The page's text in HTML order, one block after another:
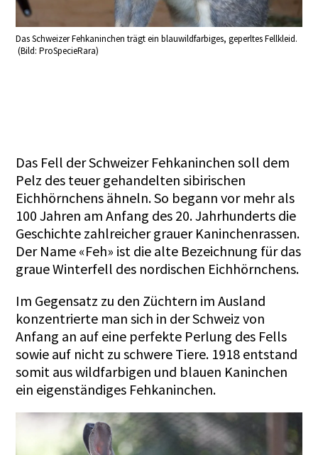
Das Schweizer Fehkaninchen trägt ein blauwildfarbiges, geperltes Fellkleid.
(Bild: ProSpecieRara)
Das Fell der Schweizer Fehkaninchen soll dem
Pelz des teuer gehandelten sibirischen
Eichhörnchens ähneln. So begann vor mehr als
100 Jahren am Anfang des 20. Jahrhunderts die
Geschichte zahlreicher grauer Kaninchenrassen.
Der Name «Feh» ist die alte Bezeichnung für das
graue Winterfell des nordischen Eichhörnchens.
Im Gegensatz zu den Züchtern im Ausland
konzentrierte man sich in der Schweiz von
Anfang an auf eine perfekte Perlung des Fells
sowie auf nicht zu schwere Tiere. 1918 entstand
somit aus wildfarbigen und blauen Kaninchen
ein eigenständiges Fehkaninchen.